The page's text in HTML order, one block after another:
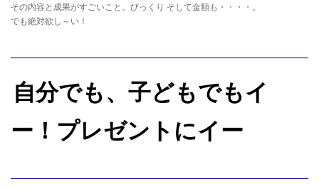
その内容と成果がすごいこと。びっくり そして金額も・・・・。
でも絶対欲し～い！
自分でも、子どもでもイ
ー！プレゼントにイー